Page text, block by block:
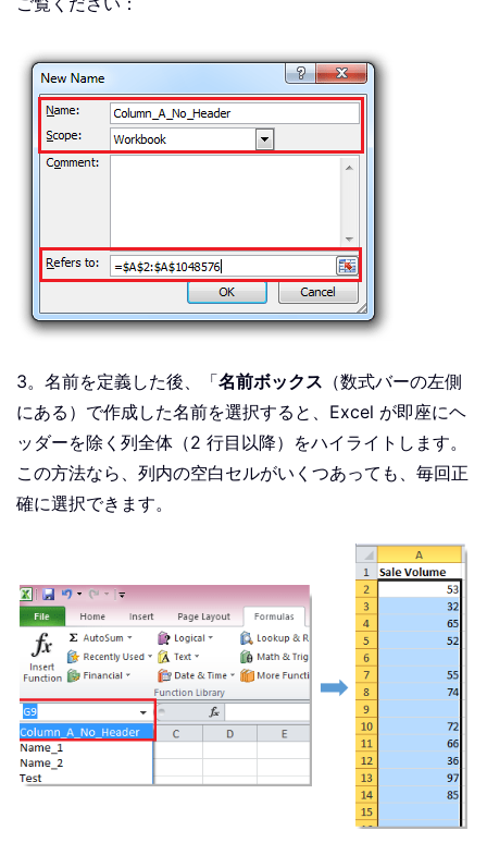
3。名前を定義した後、「名前ボックス （数式バーの左側
にある）で作成した名前を選択すると、Excel が即座にヘ
ッダーを除く列全体（2 行目以降）をハイライトします。
この方法なら、列内の空白セルがいくつあっても、毎回正
確に選択できます。